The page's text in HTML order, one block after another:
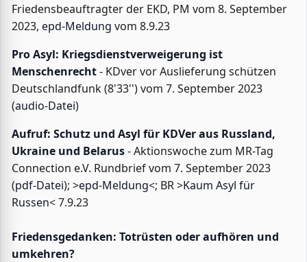
Friedensbeauftragter der EKD, PM vom 8. September
2023, epd-Meldung vom 8.9.23
Pro Asyl: Kriegsdienstverweigerung ist
Menschenrecht- KDver vor Auslieferung schützen
Deutschlandfunk (8'33'') vom 7. September 2023
(audio-Datei)
Aufruf: Schutz und Asyl für KDVer aus Russland,
Ukraine und Belarus- Aktionswoche zum MR-Tag
Connection e.V. Rundbrief vom 7. September 2023
(pdf-Datei); >epd-Meldung<; BR >Kaum Asyl für
Russen< 7.9.23
Friedensgedanken: Totrüsten oder aufhören und
umkehren?